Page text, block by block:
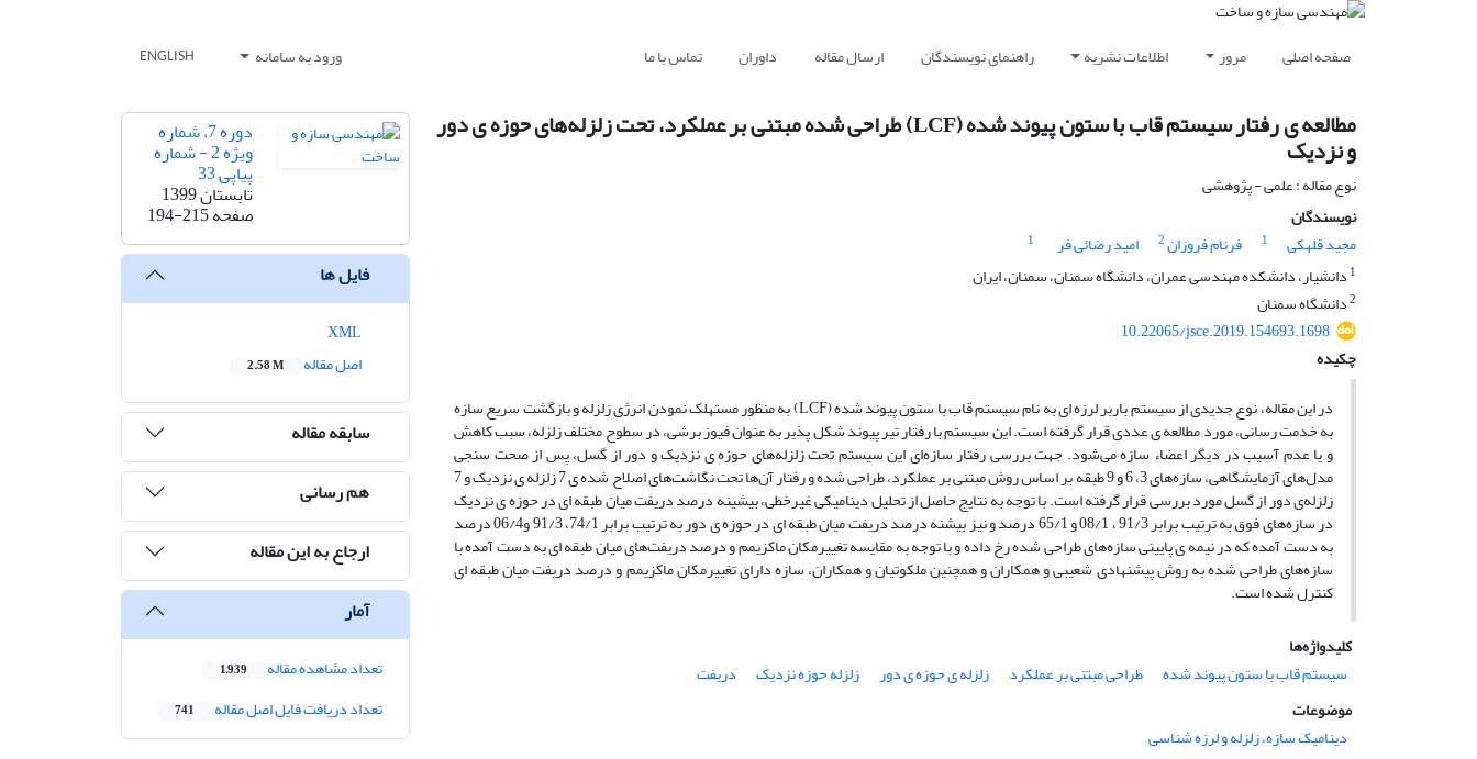
صفحه اصلی مرور اطلاعات نشریه راهنمای نویسندگان ارسال مقاله داوران تماس با ما ورود به سامانه ENGLISH
مطالعه ی رفتار سیستم قاب با ستون پیوند شده (LCF) طراحی شده مبتنی بر عملکرد، تحت زلزله‌های حوزه ی دور
و نزدیک
نوع مقاله : علمی - پژوهشی
نویسندگان
مجید قلهکی
1 فرنام فروزان2 امید رضائی فر
1
1 دانشیار، دانشکده مهندسی عمران، دانشگاه سمنان، سمنان، ایران
2دانشگاه سمنان
10.22065/jsce.2019.154693.1698
چکیده
در این مقاله، نوع جدیدی از سیستم باربر لرزه ای به نام سیستم قاب با ستون پیوند شده (LCF) به منظور مستهلک نمودن انرژی زلزله و بازگشت سریع سازه
به خدمت رسانی، مورد مطالعه ی عددی قرار گرفته است. این سیستم با رفتار تیر پیوند شکل پذیر به عنوان فیوز برشی، در سطوح مختلف زلزله، سبب کاهش
و یا عدم آسیب در دیگر اعضاء سازه می‌شود. جهت بررسی رفتار سازه‌ای این سیستم تحت زلزله‌های حوزه ی نزدیک و دور از گسل، پس از صحت سنجی
مدل‌های آزمایشگاهی، سازه‌های 3، 6 و 9 طبقه بر اساس روش مبتنی بر عملکرد، طراحی شده و رفتار آن‌ها تحت نگاشت‌های اصلاح شده ی 7 زلزله ی نزدیک و 7
زلزله‌ی دور از گسل مورد بررسی قرار گرفته است. با توجه به نتایج حاصل از تحلیل دینامیکی غیرخطی، بیشینه درصد دریفت میان طبقه ای در حوزه ی نزدیک
در سازه‌های فوق به ترتیب برابر 91/3 ، 08/1 و 65/1 درصد و نیز بیشنه درصد دریفت میان طبقه ای در حوزه ی دور به ترتیب برابر 74/1، 91/3 و06/4 درصد
به دست آمده که در نیمه ی پایینی سازه‌های طراحی شده رخ داده و با توجه به مقایسه تغییرمکان ماکزیمم و درصد دریفت‌های میان طبقه ای به دست ‌آمده با
سازه‌های طراحی شده به روش پیشنهادی شعیبی و همکاران و همچنین ملکوتیان و همکاران، سازه دارای تغییرمکان ماکزیمم و درصد دریفت میان طبقه ای
کنترل شده است.
کلیدواژه‌ها
سیستم قاب با ستون پیوند شده
طراحی مبتنی بر عملکرد زلزله ی حوزه ی دور زلزله حوزه نزدیک
دریفت
موضوعات
دینامیک سازه، زلزله و لرزه شناسی
دوره 7، شماره
ویژه 2 - شماره
پیاپی 33
تابستان 1399
صفحه194-215
فایل ها
اصل مقاله
2.58 M
سابقه مقاله
هم رسانی
ارجاع به این مقاله
آمار
تعداد مشاهده مقاله 1,939
تعداد دریافت فایل اصل مقاله 741